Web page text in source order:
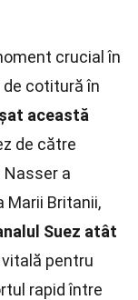
crucial în
cotitură în
această
de către
Nasser a
Marii Britanii,
Suez atât
pentru
rapid între